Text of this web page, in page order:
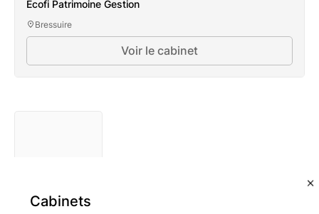
Cabinets
Ecofi Patrimoine Gestion
Bressuire
Voir le cabinet
Auguste
Excellence